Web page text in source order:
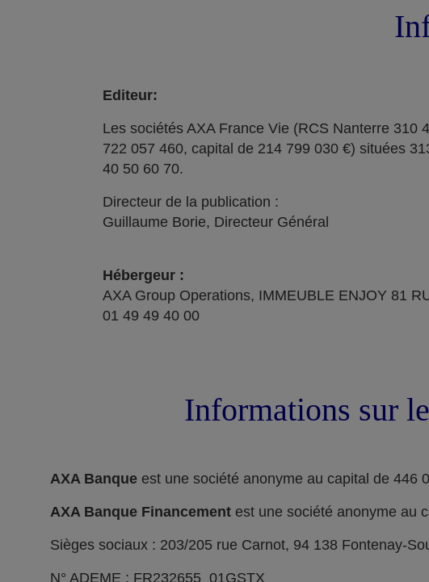
Editeur:
Les sociétés AXA France Vie (RCS Nanterre 310
722 057 460, capital de 214 799 030 €) situées
40 50 60 70.
Directeur de la publication :
Guillaume Borie, Directeur Général
Hébergeur :
AXA Group Operations, IMMEUBLE ENJOY 81
01 49 49 40 00
Informations sur
AXA Banque est une société anonyme au capital de 446
AXA Banque Financement est une société anonyme au
Sièges sociaux : 203/205 rue Carnot, 94 138 Fontenay-
N° ADEME : FR232655_01GSTX